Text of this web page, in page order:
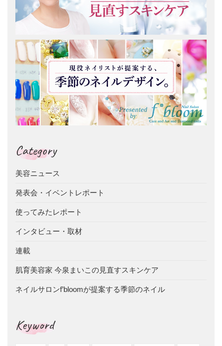
Category
美容ニュース
発表会・イベントレポート
使ってみたレポート
インタビュー・取材
連載
肌育美容家 今泉まいこの見直すスキンケア
ネイルサロンf’bloomが提案する季節のネイル
Keyword